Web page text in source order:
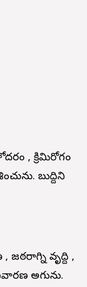
, క్రిమిరోగం
బుద్దిని
వృద్ది ,
అగును.